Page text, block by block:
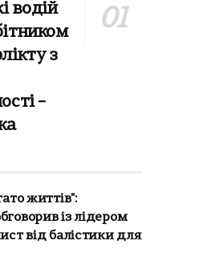
водій
з
–
життів":
із лідером
від балістики для